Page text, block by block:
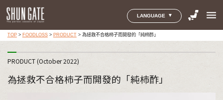
LANGUAGE menu
TOP> FOODLOSS> PRODUCT> 為拯救不合格柿子而開發的「純柿酢」
PRODUCT (October 2022)
為拯救不合格柿子而開發的「純柿酢」